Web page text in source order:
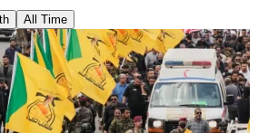
All Time